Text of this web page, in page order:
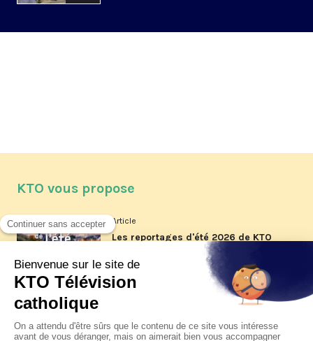
KTO vous propose
Article
Les reportages d'été 2026 de KTO
Article
La visite pastorale du pape Léon
jeudi 6 août